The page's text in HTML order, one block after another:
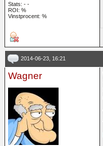
Stats: - -
ROI: %
Vinstprocent: %
2014-06-23, 16:21
Wagner